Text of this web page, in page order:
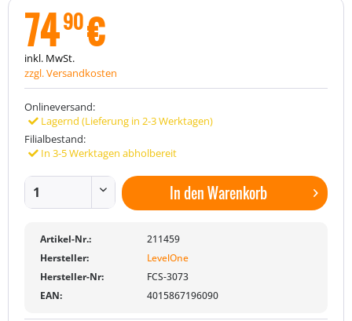
7490€
inkl. MwSt.
zzgl. Versandkosten
Onlineversand:
Lagernd (Lieferung in 2-3 Werktagen)
Filialbestand:
In 3-5 Werktagen abholbereit
In denWarenkorb
Artikel-Nr.:
211459
Hersteller:
LevelOne
Hersteller-Nr:
FCS-3073
EAN:
4015867196090